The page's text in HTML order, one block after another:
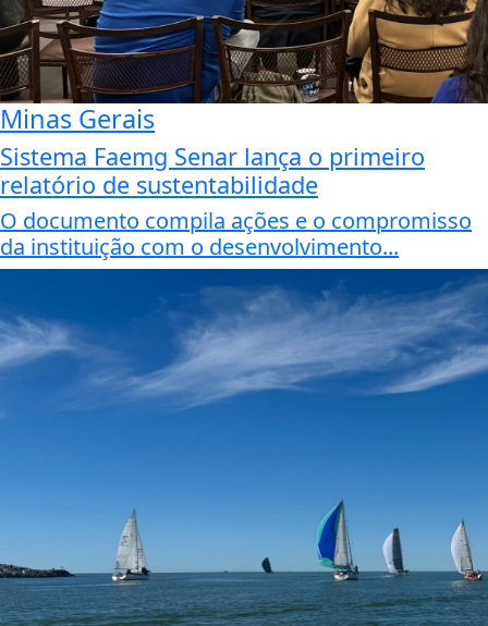
Minas Gerais
Sistema Faemg Senar lança o primeiro
relatório de sustentabilidade
O documento compila ações e o compromisso
da instituição com o desenvolvimento...